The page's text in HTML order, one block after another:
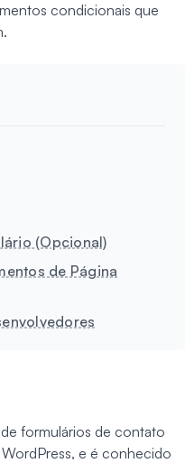
condicionais que
(Opcional)
de Página
formulários de contato
e é conhecido